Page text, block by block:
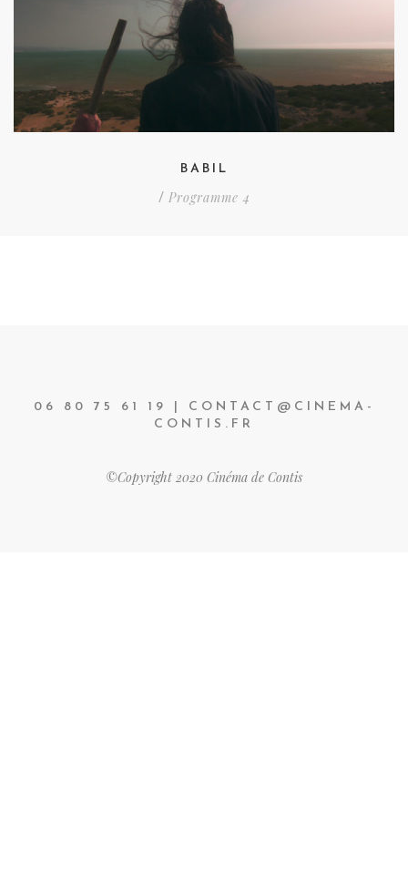
BABIL
/ Programme 4
06 80 75 61 19 | CONTACT@CINEMA-
CONTIS.FR
©Copyright 2020 Cinéma de Contis